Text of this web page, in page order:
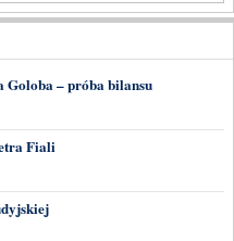
Goloba – próba bilansu
Fiali